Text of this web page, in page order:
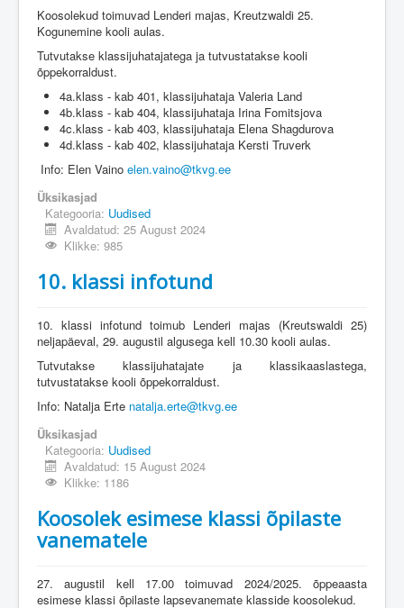
Koosolekud toimuvad Lenderi majas, Kreutzwaldi 25.
Kogunemine kooli aulas.
Tutvutakse klassijuhatajatega ja tutvustatakse kooli
õppekorraldust.
4a.klass - kab 401, klassijuhataja Valeria Land
4b.klass - kab 404, klassijuhataja Irina Fomitsjova
4c.klass - kab 403, klassijuhataja Elena Shagdurova
4d.klass - kab 402, klassijuhataja Kersti Truverk
Info: Elen Vaino elen.vaino@tkvg.ee
Üksikasjad
Kategooria: Uudised
Avaldatud: 25 August 2024
Klikke: 985
10. klassi infotund
10. klassi infotund toimub Lenderi majas (Kreutswaldi 25)
neljapäeval, 29. augustil algusega kell 10.30 kooli aulas.
Tutvutakse klassijuhatajate ja klassikaaslastega,
tutvustatakse kooli õppekorraldust.
Info: Natalja Erte natalja.erte@tkvg.ee
Üksikasjad
Kategooria: Uudised
Avaldatud: 15 August 2024
Klikke: 1186
Koosolek esimese klassi õpilaste
vanematele
27. augustil kell 17.00 toimuvad 2024/2025. õppeaasta
esimese klassi õpilaste lapsevanemate klasside koosolekud.